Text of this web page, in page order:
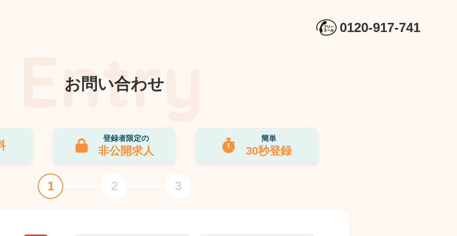
0120-917-741
お問い合わせ
登録者限定の
非公開求人
簡単
30秒登録
1 2 3